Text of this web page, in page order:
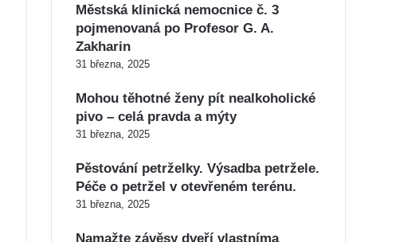
Městská klinická nemocnice č. 3
pojmenovaná po Profesor G. A.
Zakharin
31 března, 2025
Mohou těhotné ženy pít nealkoholické
pivo – celá pravda a mýty
31 března, 2025
Pěstování petrželky. Výsadba petržele.
Péče o petržel v otevřeném terénu.
31 března, 2025
Namažte závěsy dveří vlastníma